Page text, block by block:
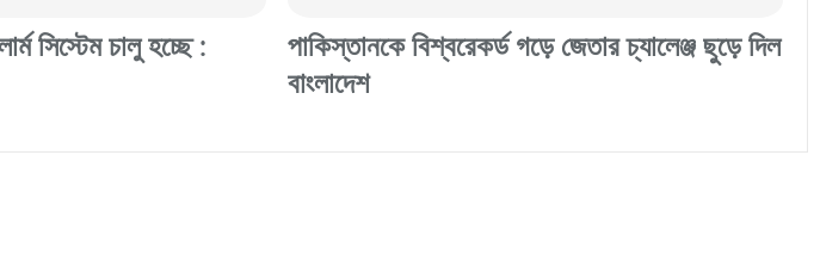
সিস্টেম চালু হচ্ছে :
পাকিস্তানকে বিশ্বরেকর্ড গড়ে জেতার চ্যালেঞ্জ ছুড়ে দিল
বাংলাদেশ